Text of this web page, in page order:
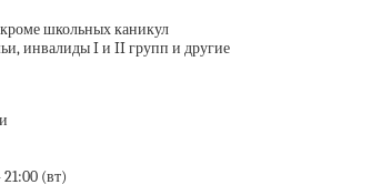
кроме школьных каникул
инвалиды I и II групп и другие
(вт)